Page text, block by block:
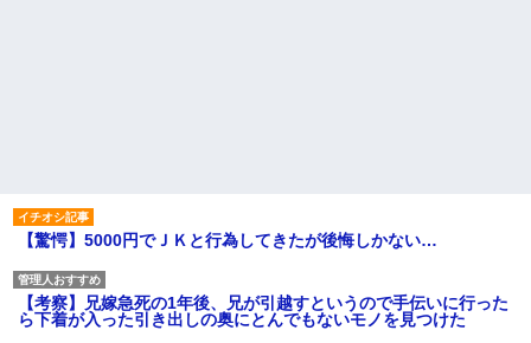
【驚愕】5000円でＪＫと行為してきたが後悔しかない…
【考察】兄嫁急死の1年後、兄が引越すというので手伝いに行った
ら下着が入った引き出しの奥にとんでもないモノを見つけた